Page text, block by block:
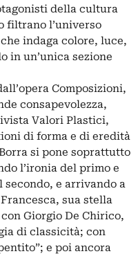
della cultura
filtrano l’universo
indaga colore, luce,
in un’unica sezione
Composizioni,
consapevolezza,
Valori Plastici,
di forma e di eredità
si pone soprattutto
l’ironia del primo e
e arrivando a
sua stella
Giorgio De Chirico,
di classicità; con
e poi ancora